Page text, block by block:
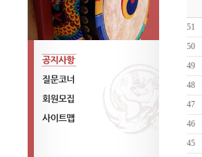
공지사항
질문코너
회원모집
51
50
49
48
47
46
45